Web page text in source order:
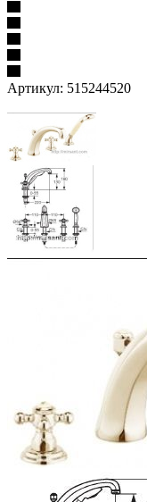
Артикул: 515244520